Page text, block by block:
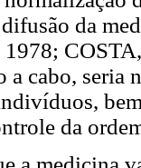
difusão da
a cabo, seria
da